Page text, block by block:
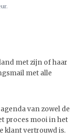
met zijn of haar
met alle
van zowel de
proces mooi in het
klant vertrouwd is.